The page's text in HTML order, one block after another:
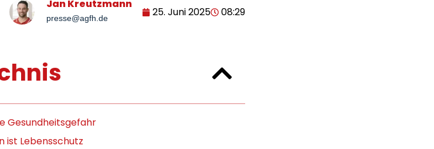
25. Juni 2025 08:29
Jan Kreutzmann
presse@agfh.de
Gesundheitsgefahr
ist Lebensschutz